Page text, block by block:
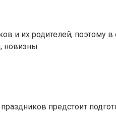
и их родителей, поэтому
новизны
предстоит